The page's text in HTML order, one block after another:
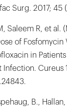
Surg. 2017; 45
Saleem R, et al.
of Fosfomycin
in
Infection. Cureus
B.,